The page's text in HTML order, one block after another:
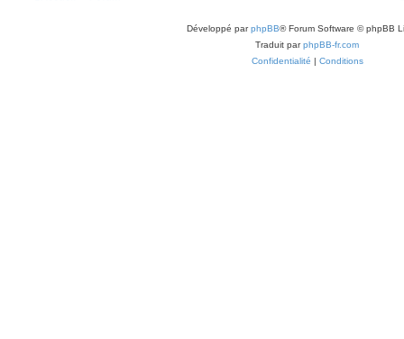
Développé parphpBB® Forum Software © phpBB
Traduit parphpBB-fr.com
Confidentialité | Conditions